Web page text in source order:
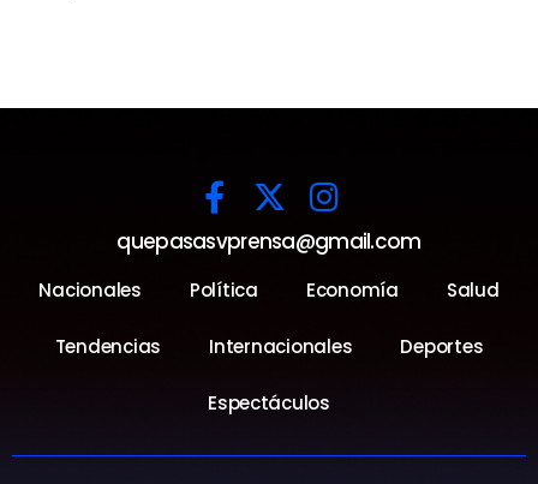
quepasasvprensa@gmail.com
Nacionales Política Economía Salud
Tendencias Internacionales Deportes
Espectáculos